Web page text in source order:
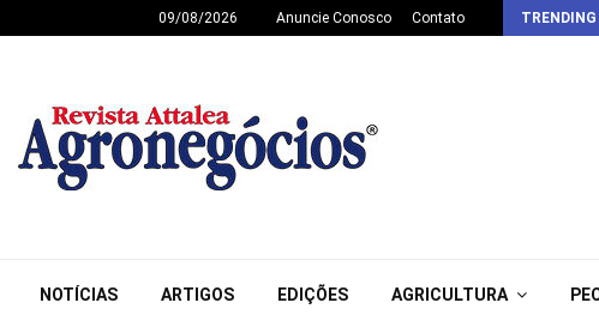
09/08/2026 Anuncie Conosco Contato
NOTÍCIAS ARTIGOS EDIÇÕES AGRICULTURA